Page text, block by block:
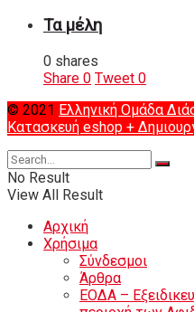
Τα μέλη
0 shares
Share 0 Tweet 0
© 2021 Ελληνική Ομάδα
Κατασκευή eshop +
No Result
View All Result
Αρχική
Χρήσιμα
Σύνδεσμοι
Άρθρα
ΕΟΔΑ –